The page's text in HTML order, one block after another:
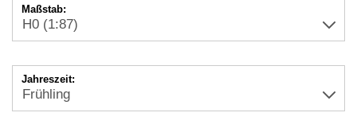
Maßstab:
Jahreszeit: